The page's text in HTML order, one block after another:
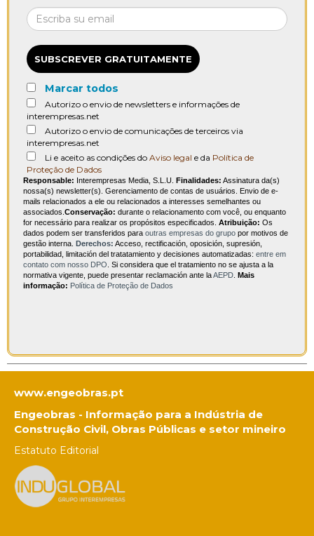
SUBSCREVER GRATUITAMENTE
Marcar todos
Autorizo o envio de newsletters e informações de
interempresas.net
Autorizo o envio de comunicações de terceiros via
interempresas.net
Li e aceito as condições do Aviso legal e da Política de
Proteção de Dados
Responsable: Interempresas Media, S.L.U. Finalidades: Assinatura da(s)
nossa(s) newsletter(s). Gerenciamento de contas de usuários. Envio de e-
mails relacionados a ele ou relacionados a interesses semelhantes ou
associados. Conservação: durante o relacionamento com você, ou enquanto
for necessário para realizar os propósitos especificados. Atribuição: Os
dados podem ser transferidos para outras empresas do grupo por motivos de
gestão interna. Derechos: Acceso, rectificación, oposición, supresión,
portabilidad, limitación del tratatamiento y decisiones automatizadas: entre em
contato com nosso DPO . Si considera que el tratamiento no se ajusta a la
normativa vigente, puede presentar reclamación ante laAEPD Mais
informação: Política de Proteção de Dados
www.engeobras.pt
Engeobras - Informação para a Indústria de
Construção Civil, Obras Públicas e setor mineiro
Estatuto Editorial